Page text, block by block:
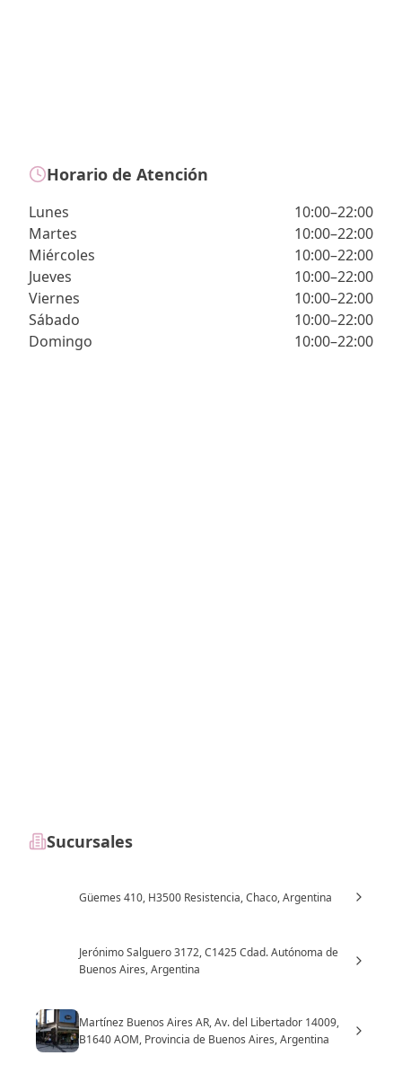
Horario de Atención
Lunes
10:00–22:00
Martes
10:00–22:00
Miércoles
10:00–22:00
Jueves
10:00–22:00
Viernes
10:00–22:00
Sábado
10:00–22:00
Domingo
10:00–22:00
Sucursales
Güemes 410, H3500 Resistencia, Chaco, Argentina
Jerónimo Salguero 3172, C1425 Cdad. Autónoma de
Buenos Aires, Argentina
Martínez Buenos Aires AR, Av. del Libertador 14009,
B1640 AOM, Provincia de Buenos Aires, Argentina